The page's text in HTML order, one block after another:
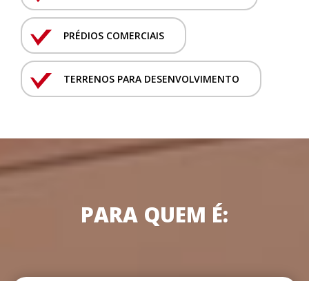
PRÉDIOS COMERCIAIS
TERRENOS PARA DESENVOLVIMENTO
PARA QUEM É: